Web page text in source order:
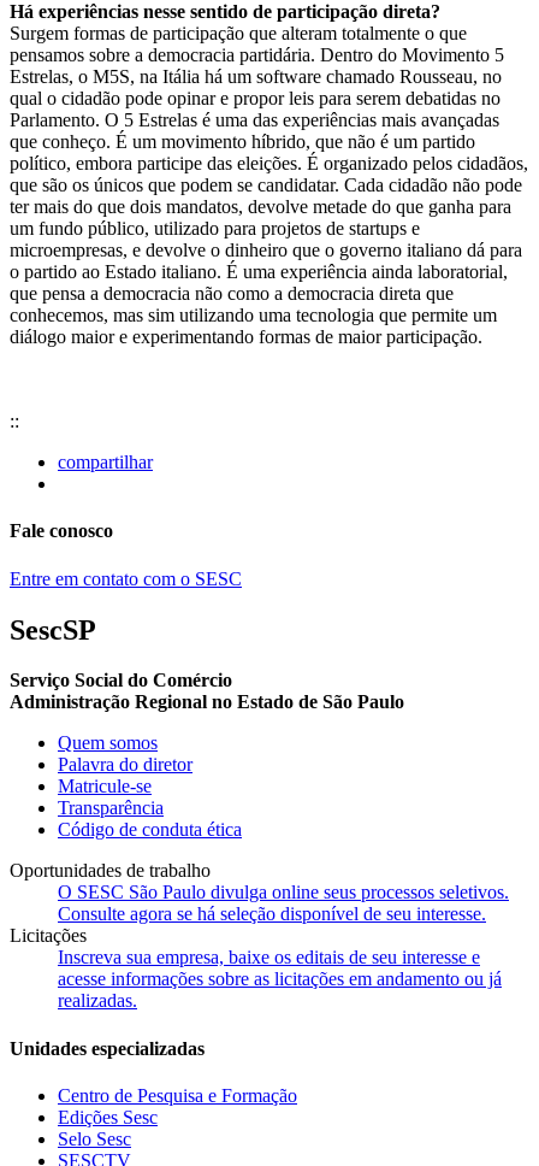
Há experiências nesse sentido de participação direta?
Surgem formas de participação que alteram totalmente o que
pensamos sobre a democracia partidária. Dentro do Movimento 5
Estrelas, o M5S, na Itália há um software chamado Rousseau, no
qual o cidadão pode opinar e propor leis para serem debatidas no
Parlamento. O 5 Estrelas é uma das experiências mais avançadas
que conheço. É um movimento híbrido, que não é um partido
político, embora participe das eleições. É organizado pelos cidadãos,
que são os únicos que podem se candidatar. Cada cidadão não pode
ter mais do que dois mandatos, devolve metade do que ganha para
um fundo público, utilizado para projetos de startups e
microempresas, e devolve o dinheiro que o governo italiano dá para
o partido ao Estado italiano. É uma experiência ainda laboratorial,
que pensa a democracia não como a democracia direta que
conhecemos, mas sim utilizando uma tecnologia que permite um
diálogo maior e experimentando formas de maior participação.
::
compartilhar
Fale conosco
Entre em contato com o SESC
SescSP
Serviço Social do Comércio
Administração Regional no Estado de São Paulo
Quem somos
Palavra do diretor
Matricule-se
Transparência
Código de conduta ética
Oportunidades de trabalho
O SESC São Paulo divulga online seus processos seletivos.
Consulte agora se há seleção disponível de seu interesse.
Licitações
Inscreva sua empresa, baixe os editais de seu interesse e
acesse informações sobre as licitações em andamento ou já
realizadas.
Unidades especializadas
Centro de Pesquisa e Formação
Edições Sesc
Selo Sesc
SESCTV